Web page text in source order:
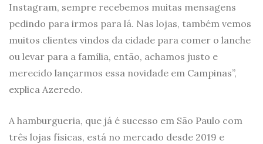
Instagram, sempre recebemos muitas mensagens
pedindo para irmos para lá. Nas lojas, também vemos
muitos clientes vindos da cidade para comer o lanche
ou levar para a família, então, achamos justo e
merecido lançarmos essa novidade em Campinas”,
explica Azeredo.
A hamburgueria, que já é sucesso em São Paulo com
três lojas físicas, está no mercado desde 2019 e